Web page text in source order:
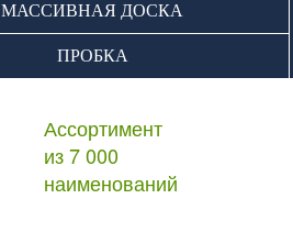
МАССИВНАЯ ДОСКА
ПРОБКА
Ассортимент
из 7 000
наименований